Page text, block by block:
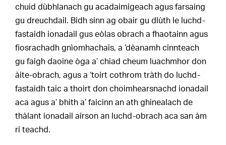
chuid dùbhlanach gu acadaimigeach agus farsaing
gu dreuchdail. Bidh sinn ag obair gu dlùth le luchd-
fastaidh ionadail gus eòlas obrach a fhaotainn agus
fiosrachadh gnìomhachais, a ‘dèanamh cinnteach
gu faigh daoine òga a’ chiad cheum luachmhor don
àite-obrach, agus a ‘toirt cothrom tràth do luchd-
fastaidh taic a thoirt don choimhearsnachd ionadail
aca agus a’ bhith a’ faicinn an ath ghinealach de
thàlant ionadail airson an luchd-obrach aca san àm
ri teachd.